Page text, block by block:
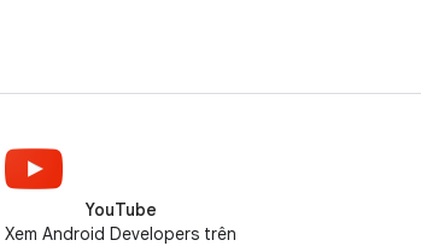
YouTube
Xem Android Developers trên